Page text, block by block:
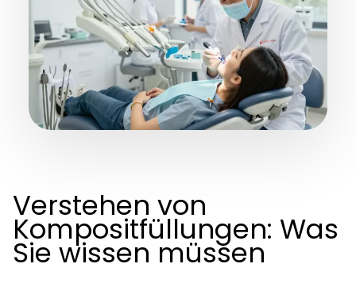
Verstehen von
Kompositfüllungen: Was
Sie wissen müssen